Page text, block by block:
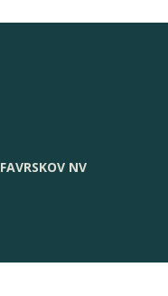
FAVRSKOV NV